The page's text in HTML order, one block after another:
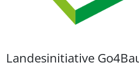
Landesinitiative